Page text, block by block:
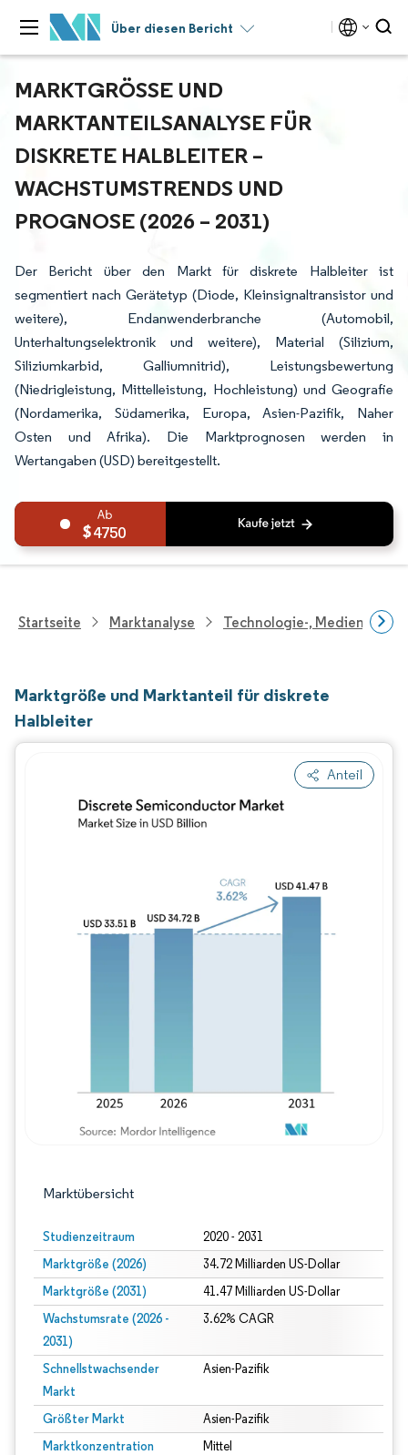
Über diesen Bericht
MARKTGRÖSSE UND M
ARKTANTEILSANALYSE FÜR D
ISKRETE HALBLEITER – W
ACHSTUMSTRENDS UND P
ROGNOSE (2026 – 2031)
Der Bericht über den Markt für diskrete Halbleiter ist
segmentiert nach Gerätetyp (Diode, Kleinsignaltransistor und
weitere), Endanwenderbranche (Automobil,
Unterhaltungselektronik und weitere), Material (Silizium,
Siliziumkarbid, Galliumnitrid), Leistungsbewertung
(Niedrigleistung, Mittelleistung, Hochleistung) und Geografie
(Nordamerika, Südamerika, Europa, Asien-Pazifik, Naher
Osten und Afrika). Die Marktprognosen werden in
Wertangaben (USD) bereitgestellt.
4750
Startseite Marktanalyse Technologie-, Medien- Und
Marktgröße und Marktanteil für diskrete
Halbleiter
Anteil
Marktübersicht
Studienzeitraum 2020 - 2031
Marktgröße (2026) 34.72 Milliarden US-Dollar
Marktgröße (2031) 41.47 Milliarden US-Dollar
Wachstumsrate (2026 -
2031)
3.62% CAGR
Schnellstwachsender
Markt
Asien-Pazifik
Größter Markt Asien-Pazifik
Marktkonzentration Mittel